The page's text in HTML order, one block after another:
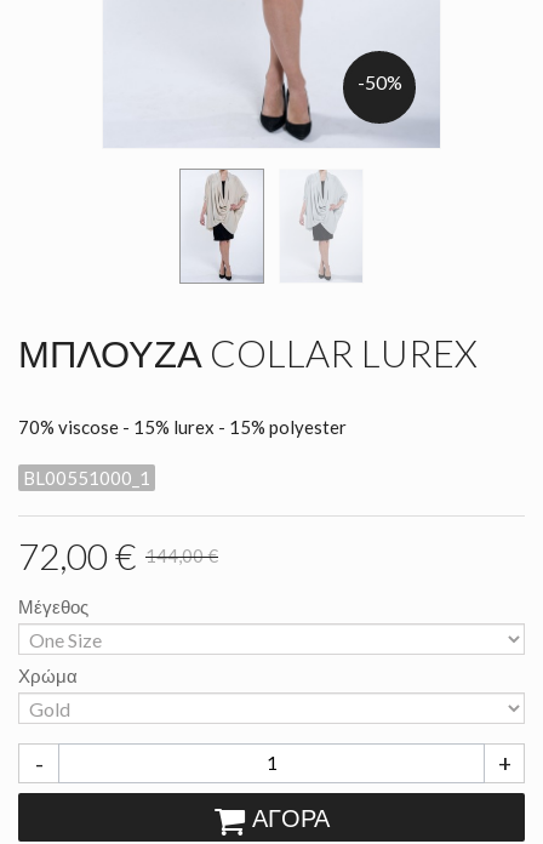
-50%
ΜΠΛΟΎΖΑ COLLAR LUREX
70% viscose - 15% lurex - 15% polyester
BL00551000_1
72,00 € 144,00 €
Μέγεθος
Χρώμα
- +
ΑΓΟΡΆ